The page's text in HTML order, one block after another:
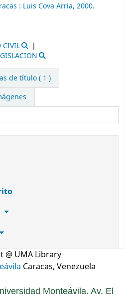
: Luis Cova Arria, 2000.
CIVIL
de título ( 1 )
@ UMA Library
Caracas, Venezuela
Monteávila. Av. El